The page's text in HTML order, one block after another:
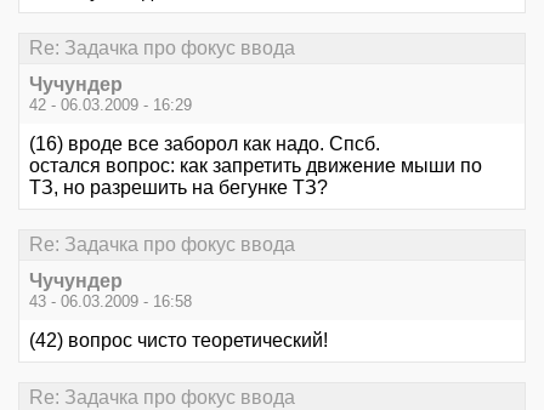
Re: Задачка про фокус ввода
Чучундер
42 - 06.03.2009 - 16:29
(16) вроде все заборол как надо. Спсб.
остался вопрос: как запретить движение мыши по
ТЗ, но разрешить на бегунке ТЗ?
Re: Задачка про фокус ввода
Чучундер
43 - 06.03.2009 - 16:58
(42) вопрос чисто теоретический!
Re: Задачка про фокус ввода